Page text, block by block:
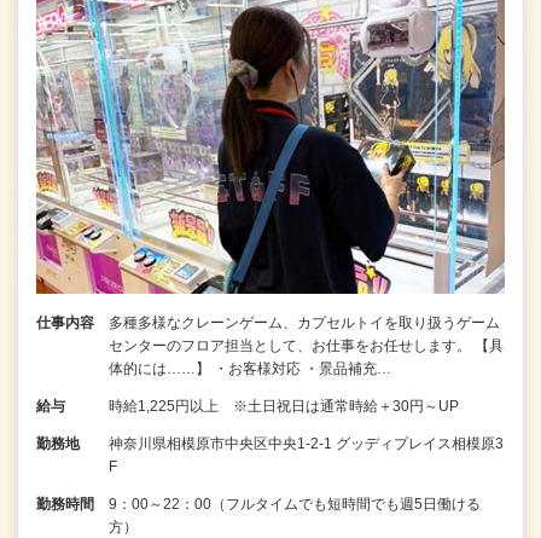
仕事内容
多種多様なクレーンゲーム、カプセルトイを取り扱うゲーム
センターのフロア担当として、お仕事をお任せします。 【具
体的には……】 ・お客様対応 ・景品補充…
給与 時給1,225円以上 ※土日祝日は通常時給＋30円～UP
勤務地
神奈川県相模原市中央区中央1-2-1 グッディプレイス相模原3
F
勤務時間
9：00～22：00（フルタイムでも短時間でも週5日働ける
方）